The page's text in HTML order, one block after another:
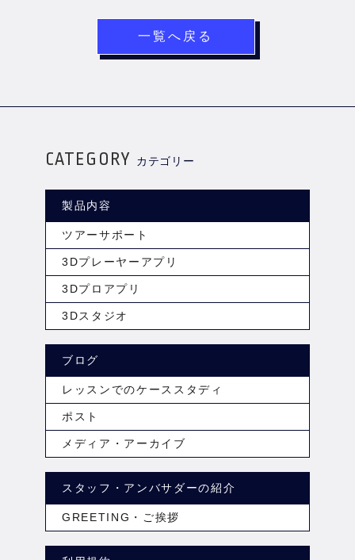
一覧へ戻る
CATEGORY カテゴリー
製品内容
ツアーサポート
3Dプレーヤーアプリ
3Dプロアプリ
3Dスタジオ
ブログ
レッスンでのケーススタディ
ポスト
メディア・アーカイブ
スタッフ・アンバサダーの紹介
GREETING・ご挨拶